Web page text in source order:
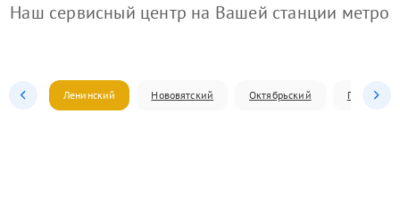
Наш сервисный центр на Вашей станции метро
Ленинский Нововятский Октябрьский